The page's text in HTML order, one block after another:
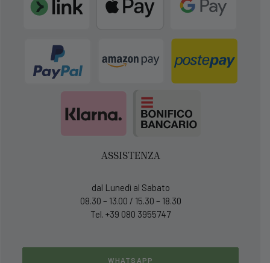
ASSISTENZA
dal Lunedì al Sabato
08.30 – 13.00 / 15.30 – 18.30
Tel. +39 080 3955747
WHATSAPP